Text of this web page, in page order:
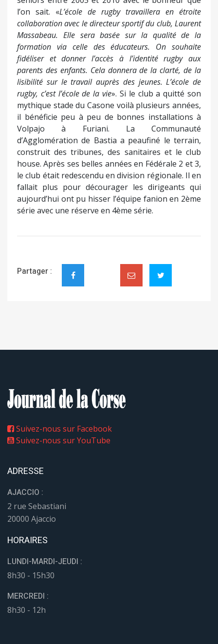
l’on sait. «L’école de rugby travaillera en étroite
collaboration avec le directeur sportif du club, Laurent
Massabeau. Elle sera basée sur la qualité de la
formation via celle des éducateurs. On souhaite
fidéliser et donner l’accès à l’identité rugby aux
parents des enfants. Cela donnera de la clarté, de la
lisibilité sur le travail auprès des jeunes. L’école de
rugby, c’est l’école de la vie». Si le club a quitté son
mythique stade du Casone voilà plusieurs années,
il bénéficie peu à peu de bonnes installations à
Volpajo à Furiani. La Communauté
d’Agglomération de Bastia a peaufiné le terrain,
construit des tribunes, des sanitaires et le club
house. Après ses belles années en Fédérale 2 et 3,
le club était redescendu en division régionale. Il en
fallait plus pour décourager les dirigeants qui
aujourd’hui ont pu hisser l’équipe fanion en 2ème
série avec une réserve en 4ème série.
Partager :
Suivez-nous sur Facebook
Suivez-nous sur YouTube
ADRESSE
AJACCIO :
2 rue Sebastiani
20000 Ajaccio
HORAIRES
LUNDI-MARDI-JEUDI :
8h30 - 15h30
MERCREDI :
8h30 - 12h